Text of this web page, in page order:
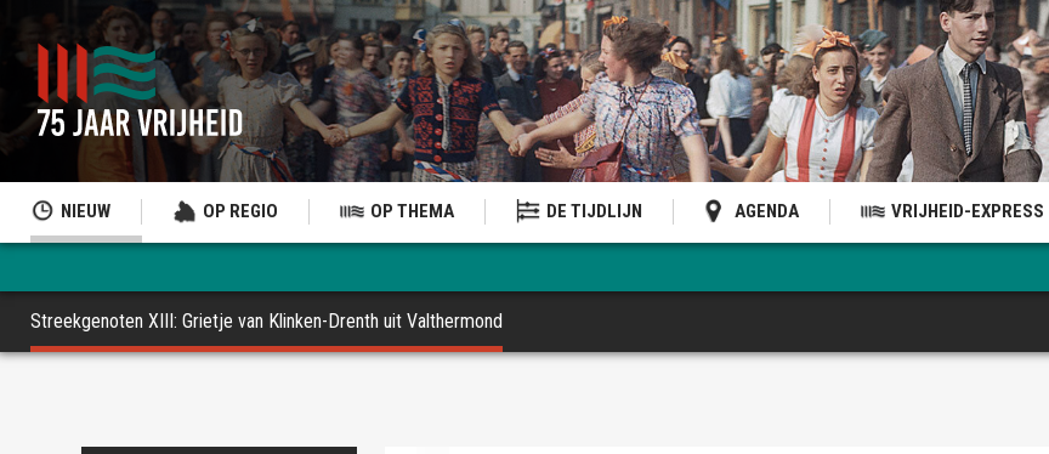
NIEUW OP REGIO OP THEMA DE TIJDLIJN AGENDA VRIJHEID-EXPRESS
Streekgenoten XIII: Grietje van Klinken-Drenth uit Valthermond